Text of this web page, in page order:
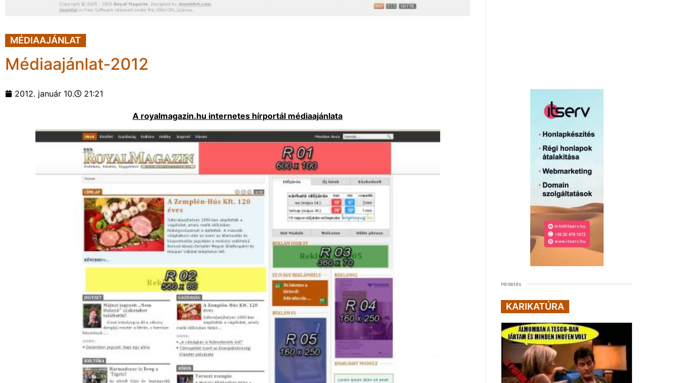
MÉDIAAJÁNLAT
Médiaajánlat-2012
2012. január 10. 21:21
A royalmagazin.hu internetes hírportál médiaajánlata
Hirdetés
KARIKATÚRA